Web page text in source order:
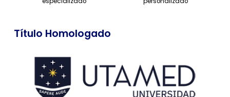
Título Homologado